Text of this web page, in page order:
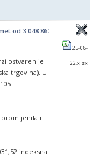
od 3.048.862,97 KM
ostvaren je
trgovina). U
promijenila i
indeksna
25-08-
22.xlsx